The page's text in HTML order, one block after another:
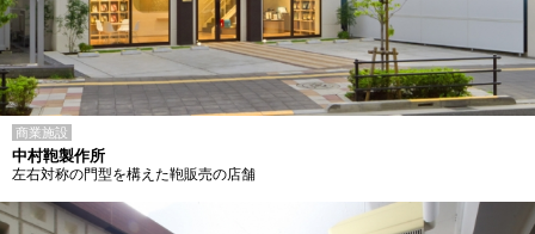
商業施設
中村鞄製作所
左右対称の門型を構えた鞄販売の店舗